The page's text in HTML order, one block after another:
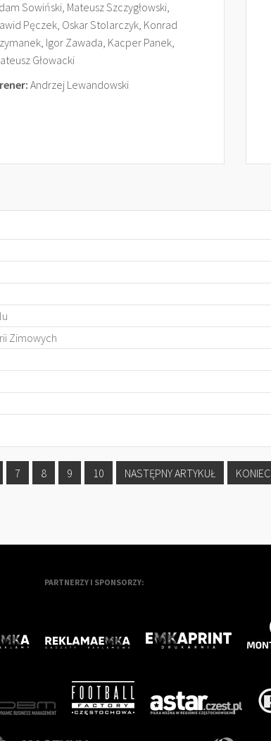
Sowiński, Mateusz Szczygłowski,
Pęczek, Oskar Stolarczyk, Konrad
Igor Zawada, Kacper Panek,
Głowacki
Andrzej Lewandowski
Zimowych
7 8 9 10 NASTĘPNY ARTYKUŁ KONIEC
PARTNERZY I SPONSORZY: